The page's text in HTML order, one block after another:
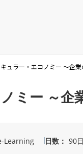
ュラー・エコノミー ～企
ミー ～企
Learning 日数 90